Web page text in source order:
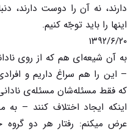
دارند، نه آن را دوست دارند،
اینها را باید توجّه کنیم.
۱۳۹۲/۶/۲۰
به آن شیعه‌ای هم که از روی
– این را هم سراغ داریم و
که فقط مسئله‌شان مسئله‌ی
اینکه ایجاد اختلاف کنند –
عرض میکنم: رفتار هر دو